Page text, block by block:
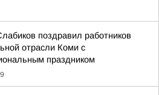
поздравил работников
отрасли Коми с
праздником